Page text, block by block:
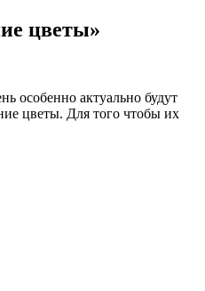
цветы»
особенно актуально будут
цветы. Для того чтобы их